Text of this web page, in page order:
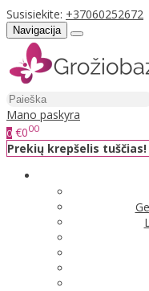
Susisiekite: +37060252672
Navigacija
Mano paskyra
0 €000
Prekių krepšelis tuščias!